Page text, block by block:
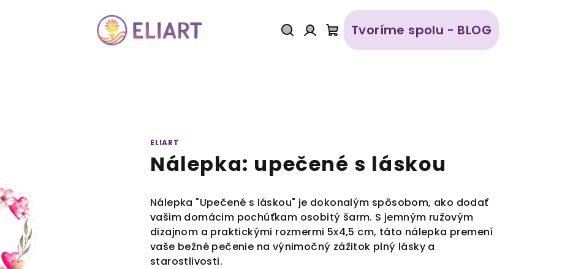
Prihlásenie
Nákupný
Tvoríme spolu - BLOG
ELIART
Nálepka: upečené s láskou
Nálepka "Upečené s láskou" je dokonalým spôsobom, ako dodať
vašim domácim pochúťkam osobitý šarm. S jemným ružovým
dizajnom a praktickými rozmermi 5x4,5 cm, táto nálepka premení
vaše bežné pečenie na výnimočný zážitok plný lásky a
starostlivosti.